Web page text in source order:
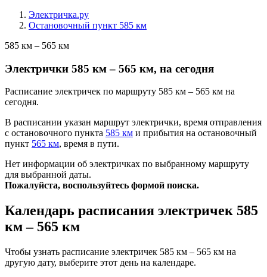
Электричка.ру
Остановочный пункт 585 км
585 км – 565 км
Электрички 585 км – 565 км, на сегодня
Расписание электричек по маршруту 585 км – 565 км на
сегодня.
В расписании указан маршрут электрички, время отправления
с остановочного пункта 585 км и прибытия на остановочный
пункт 565 км, время в пути.
Нет информации об электричках по выбранному маршруту
для выбранной даты.
Пожалуйста, воспользуйтесь формой поиска.
Календарь расписания электричек 585
км – 565 км
Чтобы узнать расписание электричек 585 км – 565 км на
другую дату, выберите этот день на календаре.